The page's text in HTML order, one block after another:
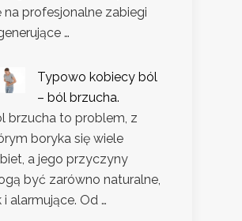
na profesjonalne zabiegi
…
Typowo kobiecy ból
– ból brzucha.
brzucha to problem, z
boryka się wiele
a jego przyczyny
być zarówno naturalne,
i alarmujące. Od …